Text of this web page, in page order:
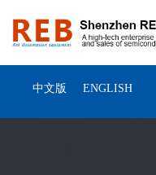
中文版 ENGLISH